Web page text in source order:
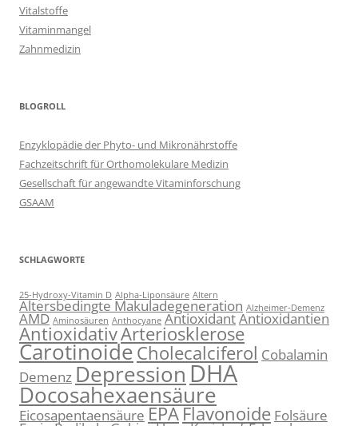
Vitalstoffe
Vitaminmangel
Zahnmedizin
BLOGROLL
Enzyklopädie der Phyto- und Mikronährstoffe
Fachzeitschrift für Orthomolekulare Medizin
Gesellschaft für angewandte Vitaminforschung
GSAAM
SCHLAGWORTE
25-Hydroxy-Vitamin D Alpha-Liponsäure Altern
Altersbedingte Makuladegeneration Alzheimer-Demenz
AMD Aminosäuren Anthocyane AntioxidantAntioxidantien
AntioxidativArteriosklerose
CarotinoideCholecalciferol Cobalamin
Demenz DepressionDHA
Docosahexaensäure
Eicosapentaensäure EPAFlavonoide Folsäure